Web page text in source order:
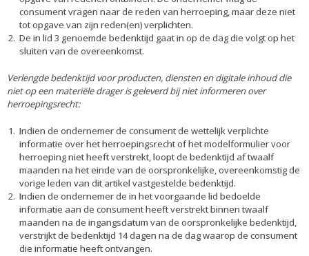
consument vragen naar de reden van herroeping, maar deze niet
tot opgave van zijn reden(en) verplichten.
De in lid 3 genoemde bedenktijd gaat in op de dag die volgt op het
sluiten van de overeenkomst.
Verlengde bedenktijd voor producten, diensten en digitale inhoud die
niet op een materiële drager is geleverd bij niet informeren over
herroepingsrecht:
Indien de ondernemer de consument de wettelijk verplichte
informatie over het herroepingsrecht of het modelformulier voor
herroeping niet heeft verstrekt, loopt de bedenktijd af twaalf
maanden na het einde van de oorspronkelijke, overeenkomstig de
vorige leden van dit artikel vastgestelde bedenktijd.
Indien de ondernemer de in het voorgaande lid bedoelde
informatie aan de consument heeft verstrekt binnen twaalf
maanden na de ingangsdatum van de oorspronkelijke bedenktijd,
verstrijkt de bedenktijd 14 dagen na de dag waarop de consument
die informatie heeft ontvangen.